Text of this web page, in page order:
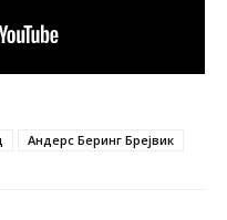
Андерс Беринг Брејвик